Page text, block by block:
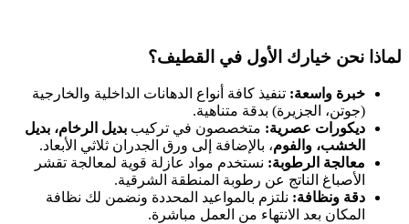
لماذا نحن خيارك الأول في القطيف؟
خبرة واسعة: تنفيذ كافة أنواع الدهانات الداخلية والخارجية
(جوتن، الجزيرة) بدقة متناهية.
ديكورات عصرية: متخصصون في تركيب بديل الرخام، بديل
الخشب، والفوم، بالإضافة إلى ورق الجدران ثلاثي الأبعاد.
معالجة الرطوبة: نستخدم مواد عازلة قوية لمعالجة تقشر
الأصباغ الناتج عن رطوبة المنطقة الشرقية.
دقة ونظافة: نلتزم بالمواعيد المحددة ونضمن لك نظافة
المكان بعد الانتهاء من العمل مباشرة.